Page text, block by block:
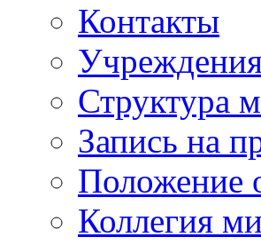
Контакты
Структура
Запись на
Положение
Коллегия